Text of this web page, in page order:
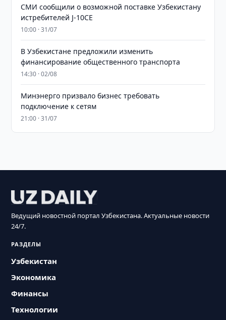
СМИ сообщили о возможной поставке Узбекистану
истребителей J-10CE
10:00 · 31/07
В Узбекистане предложили изменить
финансирование общественного транспорта
14:30 · 02/08
Минэнерго призвало бизнес требовать
подключение к сетям
21:00 · 31/07
Ведущий новостной портал Узбекистана. Актуальные новости
24/7.
РАЗДЕЛЫ
Узбекистан
Экономика
Финансы
Технологии